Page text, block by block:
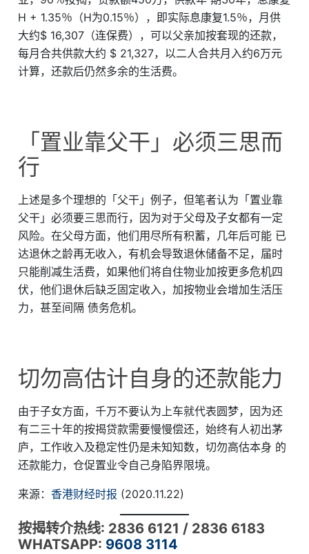
H + 1.35％（H为0.15％），即实际息康复1.5％，月供
大约$ 16,307（连保费），可以父亲加按套现的还款，
每月合共供款大约 $ 21,327，以二人合共月入约6万元
计算，还款后仍然多余的生活费。
「置业靠父干」必须三思而
行
上述是多个理想的「父干」例子，但笔者认为「置业靠
父干」必须要三思而行，因为对于父母及子女都有一定
风险。在父母方面，他们用尽所有积蓄，几年后可能 已
达退休之龄再无收入，有机会导致退休储备不足，届时
只能削减生活费，如果他们将自住物业加按更多危机四
伏，他们退休后缺乏固定收入，加按物业会增加生活压
力，甚至间隔 债务危机。
切勿高估计自身的还款能力
由于子女方面，千万不要认为上车就代表圆梦，因为还
有二三十年的按揭贷款需要慢慢偿还，始终有人初出茅
庐，工作收入及稳定性仍是未知知数，切勿高估本身 的
还款能力，仓促置业令自己身陷界限境。
来源： 香港财经时报 (2020.11.22)
按揭转介热线: 2836 6121 / 2836 6183
WHATSAPP: 9608 3114